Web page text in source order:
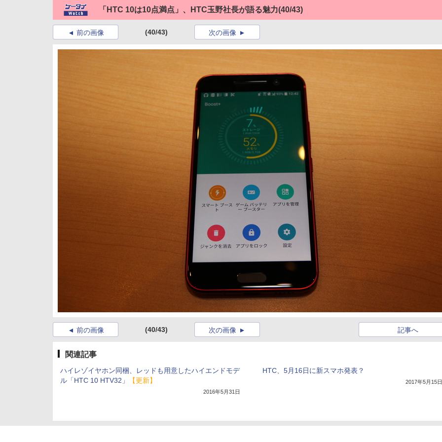
「HTC 10は10点満点」、HTC玉野社長が語る魅力(40/43)
前の画像 (40/43) 次の画像
前の画像 (40/43) 記事へ
次の画像
関連記事
ハイレゾイヤホン同梱、レッドも用意したハイエンドモデ
ル「HTC 10 HTV32」
【更新】
2016年5月31日
HTC、5月16日に新スマホ発表？
2017年5月15日